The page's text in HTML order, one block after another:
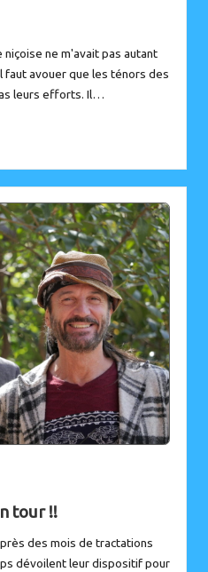
ne m'avait pas autant
faut avouer que les ténors des
leurs efforts. Il…
tour !!
des mois de tractations
dévoilent leur dispositif pour